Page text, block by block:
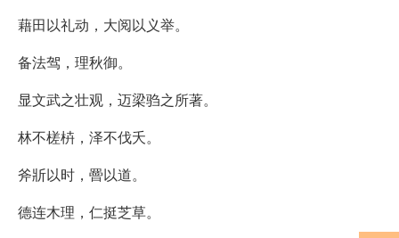
藉田以礼动，大阅以义举。
备法驾，理秋御。
显文武之壮观，迈梁驺之所著。
林不槎枿，泽不伐夭。
斧斨以时，罾以道。
德连木理，仁挺芝草。